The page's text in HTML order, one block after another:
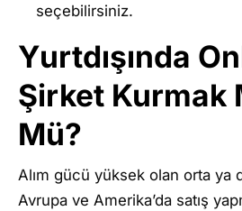
seçebilirsiniz.
Yurtdışında
Şirket Kurmak
Mü?
Alım gücü yüksek olan orta ya
Avrupa ve Amerika’da satış